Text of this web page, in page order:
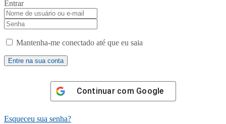
Entrar
Mantenha-me conectado até que eu saia
Continuar com Google
Esqueceu sua senha?